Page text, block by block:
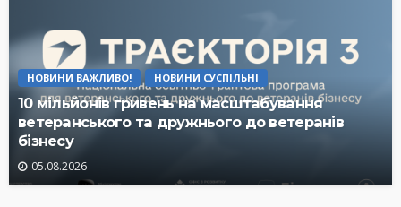
НОВИНИ ВАЖЛИВО! НОВИНИ СУСПІЛЬНІ
10 мільйонів гривень на масштабування
ветеранського та дружнього до ветеранів
бізнесу
05.08.2026